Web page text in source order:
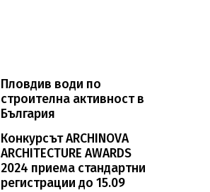
Пловдив води по
строителна активност в
България
Конкурсът ARCHINOVA
ARCHITECTURE AWARDS
2024 приема стандартни
регистрации до 15.09